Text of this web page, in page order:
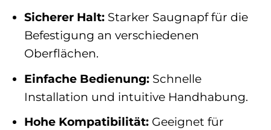
Sicherer Halt: Starker Saugnapf für die
Befestigung an verschiedenen
Oberflächen.
Einfache Bedienung: Schnelle
Installation und intuitive Handhabung.
Hohe Kompatibilität: Geeignet für